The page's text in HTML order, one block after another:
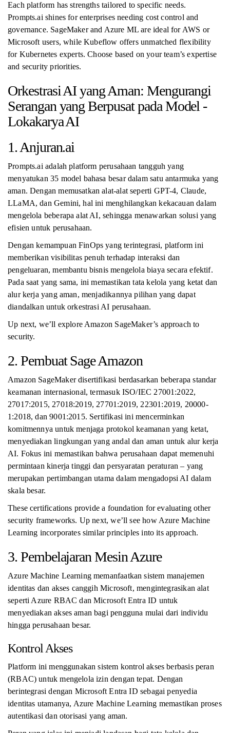
Each platform has strengths tailored to specific needs.
Prompts.ai shines for enterprises needing cost control and
governance. SageMaker and Azure ML are ideal for AWS or
Microsoft users, while Kubeflow offers unmatched flexibility
for Kubernetes experts. Choose based on your team’s expertise
and security priorities.
Orkestrasi AI yang Aman: Mengurangi
Serangan yang Berpusat pada Model -
Lokakarya AI
1. Anjuran.ai
Prompts.ai adalah platform perusahaan tangguh yang
menyatukan 35 model bahasa besar dalam satu antarmuka yang
aman. Dengan memusatkan alat-alat seperti GPT-4, Claude,
LLaMA, dan Gemini, hal ini menghilangkan kekacauan dalam
mengelola beberapa alat AI, sehingga menawarkan solusi yang
efisien untuk perusahaan.
Dengan kemampuan FinOps yang terintegrasi, platform ini
memberikan visibilitas penuh terhadap interaksi dan
pengeluaran, membantu bisnis mengelola biaya secara efektif.
Pada saat yang sama, ini memastikan tata kelola yang ketat dan
alur kerja yang aman, menjadikannya pilihan yang dapat
diandalkan untuk orkestrasi AI perusahaan.
Up next, we’ll explore Amazon SageMaker’s approach to
security.
2. Pembuat Sage Amazon
Amazon SageMaker disertifikasi berdasarkan beberapa standar
keamanan internasional, termasuk ISO/IEC 27001:2022,
27017:2015, 27018:2019, 27701:2019, 22301:2019, 20000-
1:2018, dan 9001:2015. Sertifikasi ini mencerminkan
komitmennya untuk menjaga protokol keamanan yang ketat,
menyediakan lingkungan yang andal dan aman untuk alur kerja
AI. Fokus ini memastikan bahwa perusahaan dapat memenuhi
permintaan kinerja tinggi dan persyaratan peraturan – yang
merupakan pertimbangan utama dalam mengadopsi AI dalam
skala besar.
These certifications provide a foundation for evaluating other
security frameworks. Up next, we’ll see how Azure Machine
Learning incorporates similar principles into its approach.
3. Pembelajaran Mesin Azure
Azure Machine Learning memanfaatkan sistem manajemen
identitas dan akses canggih Microsoft, mengintegrasikan alat
seperti Azure RBAC dan Microsoft Entra ID untuk
menyediakan akses aman bagi pengguna mulai dari individu
hingga perusahaan besar.
Kontrol Akses
Platform ini menggunakan sistem kontrol akses berbasis peran
(RBAC) untuk mengelola izin dengan tepat. Dengan
berintegrasi dengan Microsoft Entra ID sebagai penyedia
identitas utamanya, Azure Machine Learning memastikan proses
autentikasi dan otorisasi yang aman.